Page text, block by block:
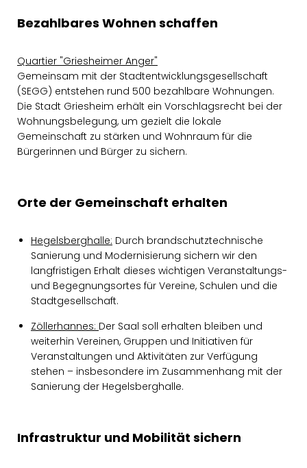
Bezahlbares Wohnen schaffen
Quartier "Griesheimer Anger"
Gemeinsam mit der Stadtentwicklungsgesellschaft
(SEGG) entstehen rund 500 bezahlbare Wohnungen.
Die Stadt Griesheim erhält ein Vorschlagsrecht bei der
Wohnungsbelegung, um gezielt die lokale
Gemeinschaft zu stärken und Wohnraum für die
Bürgerinnen und Bürger zu sichern.
Orte der Gemeinschaft erhalten
Hegelsberghalle: Durch brandschutztechnische
Sanierung und Modernisierung sichern wir den
langfristigen Erhalt dieses wichtigen Veranstaltungs-
und Begegnungsortes für Vereine, Schulen und die
Stadtgesellschaft.
Zöllerhannes: Der Saal soll erhalten bleiben und
weiterhin Vereinen, Gruppen und Initiativen für
Veranstaltungen und Aktivitäten zur Verfügung
stehen – insbesondere im Zusammenhang mit der
Sanierung der Hegelsberghalle.
Infrastruktur und Mobilität sichern